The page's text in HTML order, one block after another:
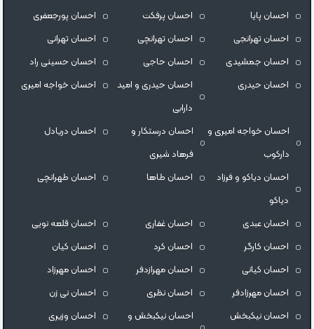
احسان پایا
احسان پرفکت
احسان پورجعفری
احسان تهرانجی
احسان تهرانچی
احسان تهرانی
احسان جمشیدی
احسان حاجی
احسان حسینی راد
احسان حیدری
احسان حیدری و امید
دارابی
احسان خواجه امیری
احسان خواجه امیری و
دارکوب
احسان درستكار و
فرهاد شيرى
احسان دریادل
احسان دیاکو و فرزاد
دیاکو
احسان طاها احسان طهرانچی
احسان عبدی احسان غفاری
احسان قلعه نویی
احسان کارگر
احسان کرد
احسان کیان
احسان کیانی
احسان مهرازدفر
احسان مهرزاد
احسان مهرزادفر
احسان نظری
احسان نی زن
احسان نیکبخش
احسان نیکبخش و
احسان وزیری